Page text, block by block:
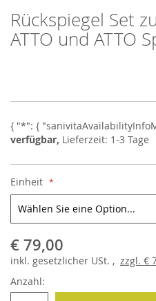
Skip
to
the
images
Rückspiegel Set
ATTO und ATTO
verfügbar, Lieferzeit: 1-3 Tage
Einheit
€ 79,00
inkl. gesetzlicher USt. , zzgl. €
Anzahl: